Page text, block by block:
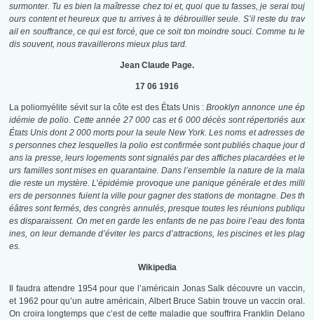
surmonter. Tu es bien la maîtresse chez toi et, quoi que tu fasses, je serai touj
ours content et heureux que tu arrives à te débrouiller seule. S’il reste du trav
ail en souffrance, ce qui est forcé, que ce soit ton moindre souci. Comme tu le
dis souvent, nous travaillerons mieux plus tard.
Jean Claude Page.
17 06 1916
La poliomyélite sévit sur la côte est des États Unis :Brooklyn annonce une ép
idémie de polio. Cette année 27 000 cas et 6 000 décès sont répertoriés aux
États Unis dont 2 000 morts pour la seule New York. Les noms et adresses de
s personnes chez lesquelles la polio est confirmée sont publiés chaque jour d
ans la presse, leurs logements sont signalés par des affiches placardées et le
urs familles sont mises en quarantaine. Dans l’ensemble la nature de la mala
die reste un mystère. L’épidémie provoque une panique générale et des milli
ers de personnes fuient la ville pour gagner des stations de montagne. Des th
éâtres sont fermés, des congrès annulés, presque toutes les réunions publiqu
es disparaissent. On met en garde les enfants de ne pas boire l’eau des fonta
ines, on leur demande d’éviter les parcs d’attractions, les piscines et les plag
es.
Wikipedia
Il faudra attendre 1954 pour que l’américain Jonas Salk découvre un vaccin,
et 1962 pour qu’un autre américain, Albert Bruce Sabin trouve un vaccin oral.
On croira longtemps que c’est de cette maladie que souffrira Franklin Delano